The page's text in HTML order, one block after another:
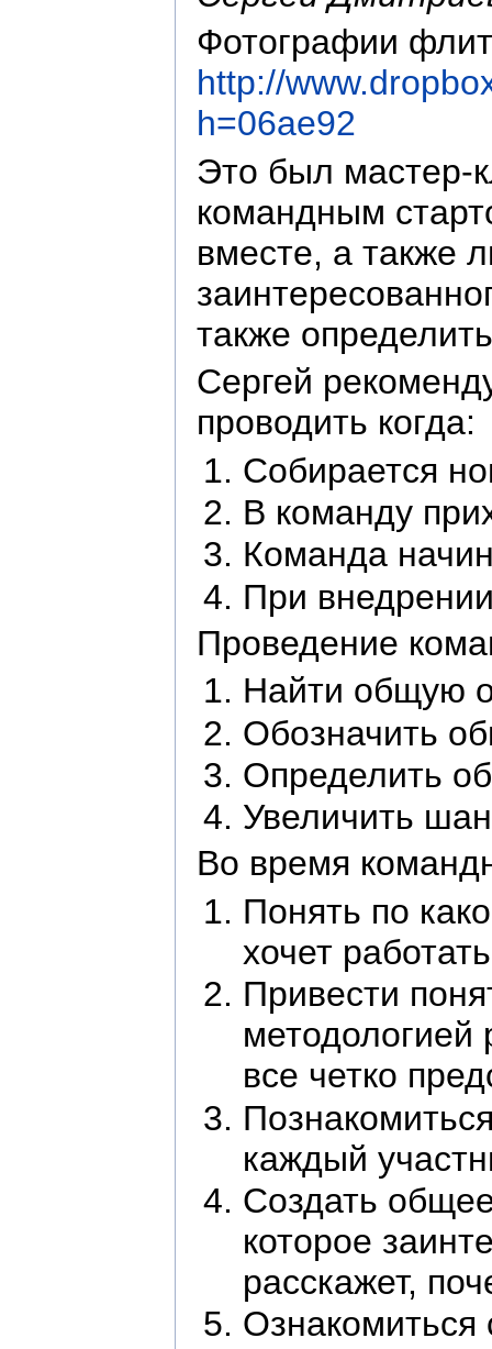
Фотографии
http://
h=06ae92
Это был мастер-
командным
вместе, а также
также
Сергей
проводить когда:
Собирается
В команду
Команда
При
Проведение
Найти общую
Обозначить
Определить
Увеличить
Во время
Понять по
хочет
Привести
методологией
все четко
каждый
Создать
которое
расскажет,
Ознакомиться